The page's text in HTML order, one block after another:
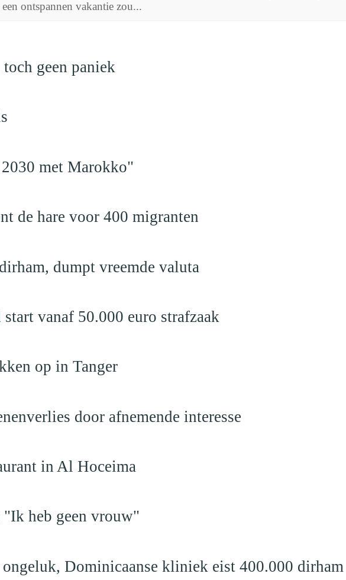
ontspannen vakantie zou...
geen paniek
met Marokko"
de hare voor 400 migranten
dumpt vreemde valuta
vanaf 50.000 euro strafzaak
op in Tanger
door afnemende interesse
in Al Hoceima
"Ik heb geen vrouw"
Dominicaanse kliniek eist 400.000 dirham